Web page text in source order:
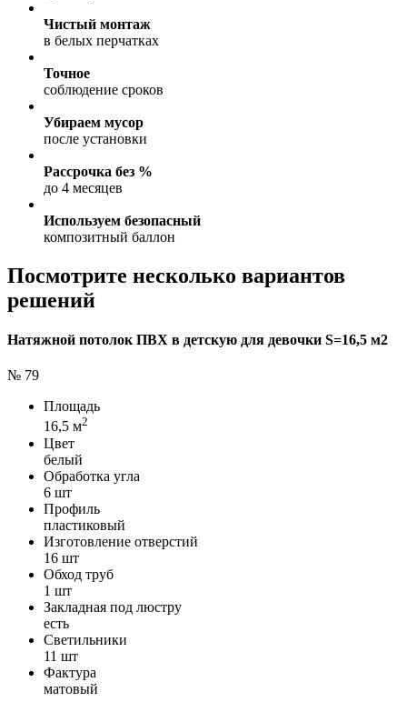
Чистый монтаж
в белых перчатках
Точное
соблюдение сроков
Убираем мусор
после установки
Рассрочка без %
до 4 месяцев
Используем безопасный
композитный баллон
Посмотрите несколько вариантов
решений
Натяжной потолок ПВХ в детскую для девочки S=16,5 м2
№ 79
Площадь
16,5 м2
Цвет
белый
Обработка угла
6 шт
Профиль
пластиковый
Изготовление отверстий
16 шт
Обход труб
1 шт
Закладная под люстру
есть
Светильники
11 шт
Фактура
матовый